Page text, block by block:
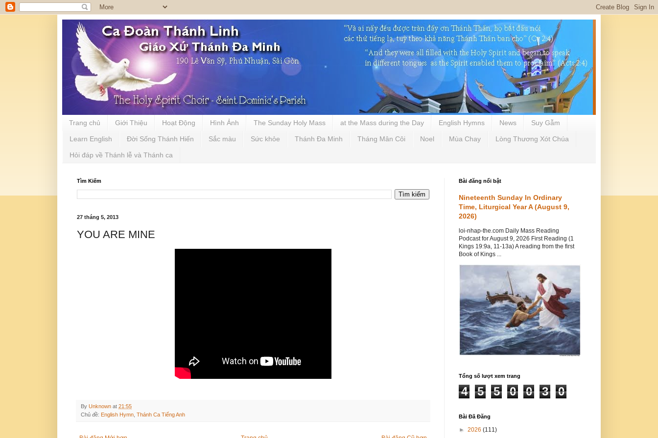
Trang chủ Giới Thiệu Hoạt Động Hình Ảnh The Sunday Holy Mass at the Mass during the Day English Hymns News Suy Gẫm
Learn English Đời Sống Thánh Hiến Sắc màu Sức khỏe Thánh Đa Minh Tháng Mân Côi Noel Mùa Chay Lòng Thương Xót Chúa
Hỏi đáp về Thánh lễ và Thánh ca
Tìm Kiếm
27 tháng 5, 2013
YOU ARE MINE
By Unknown at 21:55
Chủ đề: English Hymn Thánh Ca Tiếng Anh
Bài đăng nổi bật
Nineteenth Sunday In Ordinary
Time, Liturgical Year A (August 9,
2026)
loi-nhap-the.com Daily Mass Reading
Podcast for August 9, 2026 First Reading (1
Kings 19:9a, 11-13a) A reading from the first
Book of Kings ...
Tổng số lượt xem trang
4 5 5 0 0 3 0
Bài Đã Đăng
► 2026 (111)